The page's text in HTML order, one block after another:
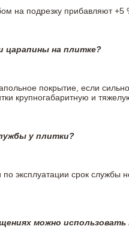
на подрезку прибавляют +5
царапины на плитке?
покрытие, если
крупногабаритную и
у плитки?
эксплуатации срок
можно